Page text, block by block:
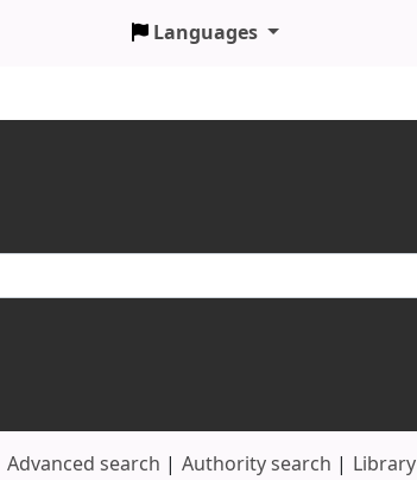
Languages
Advanced search Authority search Library